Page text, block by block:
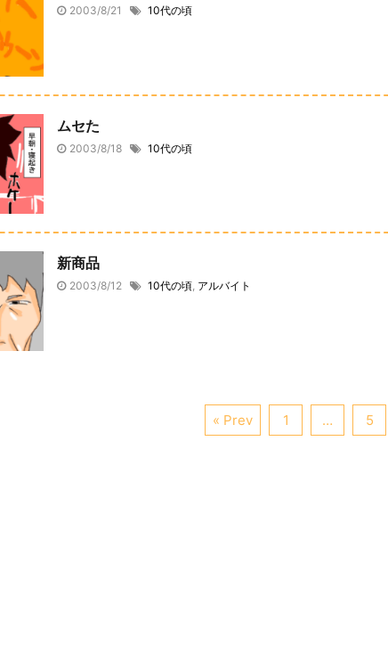
2003/8/21 10代の頃
ムセた
2003/8/18 10代の頃
新商品
2003/8/12 10代の頃 アルバイト
« Prev 1 … 5